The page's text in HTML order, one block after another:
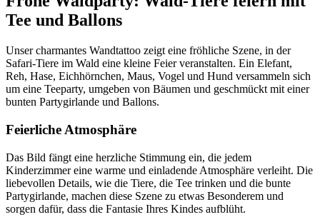
Tee und Ballons
Unser charmantes Wandtattoo zeigt eine fröhliche Szene, in der
Safari-Tiere im Wald eine kleine Feier veranstalten. Ein Elefant,
Reh, Hase, Eichhörnchen, Maus, Vogel und Hund versammeln sich
um eine Teeparty, umgeben von Bäumen und geschmückt mit einer
bunten Partygirlande und Ballons.
Feierliche Atmosphäre
Das Bild fängt eine herzliche Stimmung ein, die jedem
Kinderzimmer eine warme und einladende Atmosphäre verleiht. Die
liebevollen Details, wie die Tiere, die Tee trinken und die bunte
Partygirlande, machen diese Szene zu etwas Besonderem und
sorgen dafür, dass die Fantasie Ihres Kindes aufblüht.